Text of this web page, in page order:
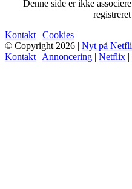
Denne side er ikke
Kontakt | Cookies
© Copyright 2026 | Nyt på
Kontakt | Annoncering | Netflix |